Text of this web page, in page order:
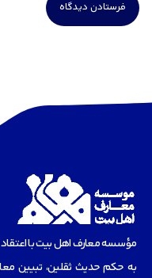
مؤسسه‌ معارف اهل بیت با اعتقاد
به حکم حدیث ثقلین، تبیین